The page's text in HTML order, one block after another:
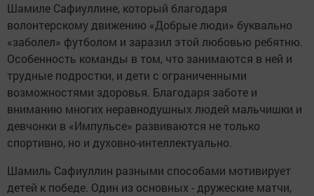
Шамиле Сафиуллине, который благодаря
волонтерскому движению «Добрые люди» буквально
«заболел» футболом и заразил этой любовью ребятню.
Особенность команды в том, что занимаются в ней и
трудные подростки, и дети с ограниченными
возможностями здоровья. Благодаря заботе и
вниманию многих неравнодушных людей мальчишки и
девчонки в «Импульсе» развиваются не только
спортивно, но и духовно-интеллектуально.
Шамиль Сафиуллин разными способами мотивирует
детей к победе. Один из основных - дружеские матчи,